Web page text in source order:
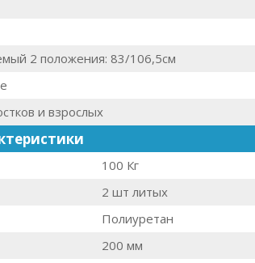
2 положения: 83/106,5см
и взрослых
100 Кг
2 шт литых
Полиуретан
200 мм